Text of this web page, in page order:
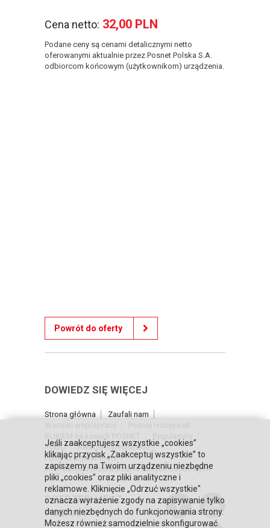
Cena netto: 32,00 PLN
Podane ceny są cenami detalicznymi netto
oferowanymi aktualnie przez Posnet Polska S.A.
odbiorcom końcowym (użytkownikom) urządzenia.
Powrót do oferty
DOWIEDZ SIĘ WIĘCEJ
Strona główna
Zaufali nam
RODO
Relacje inwestorskie
Polityka prywatności
Informacja o przetwarzaniu danych osobowych
POTRZEBUJESZ
POMOCY?
Jeśli zaakceptujesz wszystkie „cookies”
klikając przycisk „Zaakceptuj wszystkie” to
zapiszemy na Twoim urządzeniu niezbędne
pliki „cookies” oraz pliki analityczne i
reklamowe. Kliknięcie „Odrzuć wszystkie"
oznacza wyrażenie zgody na zapisywanie tylko
danych niezbędnych do funkcjonowania strony.
Możesz również samodzielnie skonfigurować